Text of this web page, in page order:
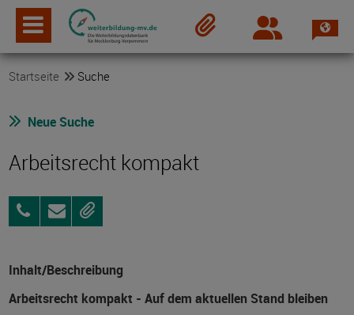
Login
Startseite Suche
Neue Suche
Arbeitsrecht kompakt
0381
44438003
AnfragenMerken
Inhalt/Beschreibung
Arbeitsrecht kompakt - Auf dem aktuellen Stand bleiben